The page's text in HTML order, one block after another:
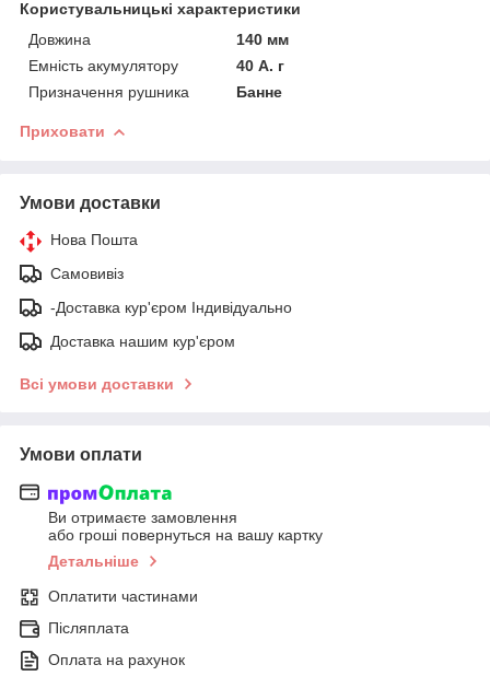
Користувальницькі характеристики
Довжина
140 мм
Емність акумулятору
40 А. г
Призначення рушника
Банне
Приховати
Умови доставки
Нова Пошта
Самовивіз
-Доставка кур'єром Індивідуально
Доставка нашим кур'єром
Всі умови доставки
Умови оплати
Ви отримаєте замовлення
або гроші повернуться на вашу картку
Детальніше
Оплатити частинами
Післяплата
Оплата на рахунок